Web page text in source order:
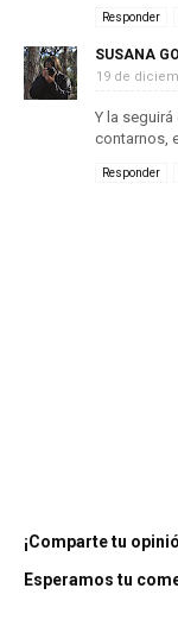
Responder
SUSANA
19 de
Y la
contarnos,
Responder
¡Comparte tu
Esperamos tu